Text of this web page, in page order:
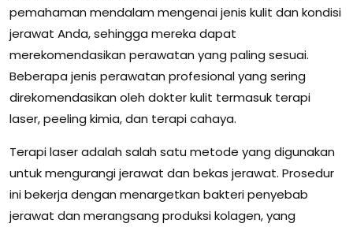
pemahaman mendalam mengenai jenis kulit dan kondisi
jerawat Anda, sehingga mereka dapat
merekomendasikan perawatan yang paling sesuai.
Beberapa jenis perawatan profesional yang sering
direkomendasikan oleh dokter kulit termasuk terapi
laser, peeling kimia, dan terapi cahaya.
Terapi laser adalah salah satu metode yang digunakan
untuk mengurangi jerawat dan bekas jerawat. Prosedur
ini bekerja dengan menargetkan bakteri penyebab
jerawat dan merangsang produksi kolagen, yang